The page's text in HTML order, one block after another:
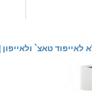
טאצ` ולאייפון